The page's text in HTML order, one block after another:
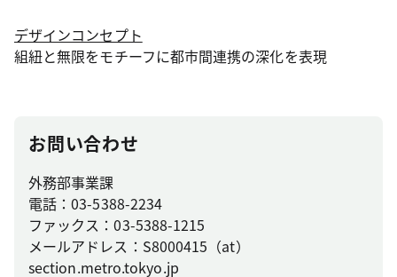
デザインコンセプト
組紐と無限をモチーフに都市間連携の深化を表現
お問い合わせ
外務部事業課
電話：03-5388-2234
ファックス：03-5388-1215
メールアドレス：S8000415（at）
section.metro.tokyo.jp